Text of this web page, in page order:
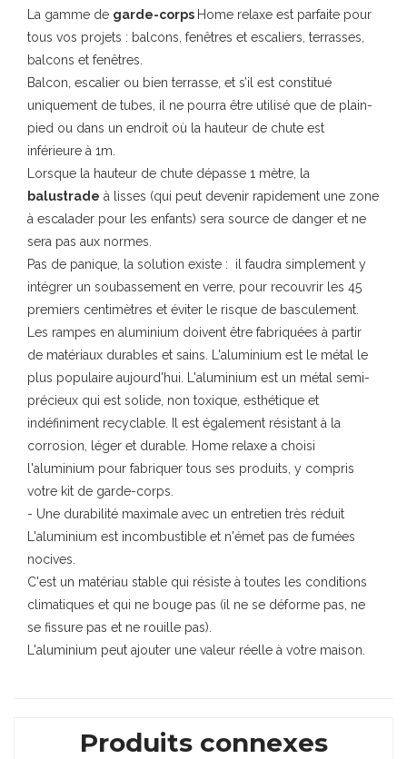
La gamme de garde-corps Home relaxe est parfaite pour
tous vos projets : balcons, fenêtres et escaliers, terrasses,
balcons et fenêtres.
Balcon, escalier ou bien terrasse, et s’il est constitué
uniquement de tubes, il ne pourra être utilisé que de plain-
pied ou dans un endroit où la hauteur de chute est
inférieure à 1m.
Lorsque la hauteur de chute dépasse 1 mètre, la
balustrade à lisses (qui peut devenir rapidement une zone
à escalader pour les enfants) sera source de danger et ne
sera pas aux normes.
Pas de panique, la solution existe : il faudra simplement y
intégrer un soubassement en verre, pour recouvrir les 45
premiers centimètres et éviter le risque de basculement.
Les rampes en aluminium doivent être fabriquées à partir
de matériaux durables et sains. L'aluminium est le métal le
plus populaire aujourd'hui. L'aluminium est un métal semi-
précieux qui est solide, non toxique, esthétique et
indéfiniment recyclable. Il est également résistant à la
corrosion, léger et durable. Home relaxe a choisi
l'aluminium pour fabriquer tous ses produits, y compris
votre kit de garde-corps.
- Une durabilité maximale avec un entretien très réduit
L'aluminium est incombustible et n'émet pas de fumées
nocives.
C'est un matériau stable qui résiste à toutes les conditions
climatiques et qui ne bouge pas (il ne se déforme pas, ne
se fissure pas et ne rouille pas).
L'aluminium peut ajouter une valeur réelle à votre maison.
Produits connexes